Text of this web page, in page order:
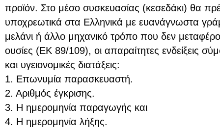
προϊόν. Στο μέσο συσκευασίας (κεσεδάκι) θα
υποχρεωτικά στα Ελληνικά με ευανάγνωστα
μελάνι ή άλλο μηχανικό τρόπο που δεν
ουσίες (ΕΚ 89/109), οι απαραίτητες ενδείξεις
και υγειονομικές διατάξεις:
1. Επωνυμία παρασκευαστή.
2. Αριθμός έγκρισης.
3. Η ημερομηνία παραγωγής και
4. Η ημερομηνία λήξης.